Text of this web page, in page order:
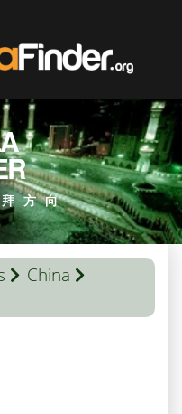
方向
China